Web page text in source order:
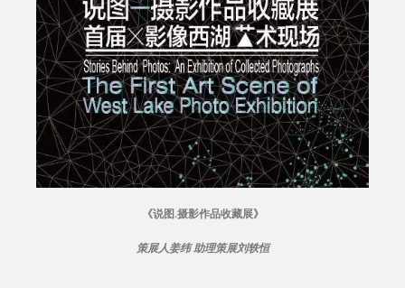
《说图.摄影作品收藏展》
策展人姜纬 助理策展刘轶恒